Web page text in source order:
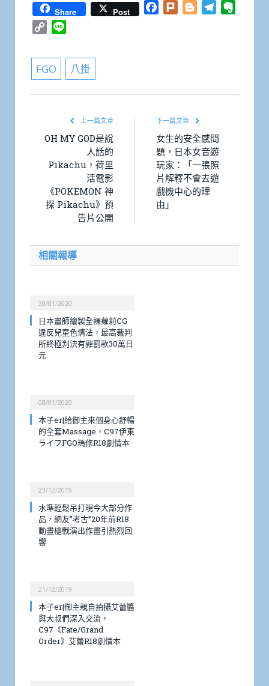
Share Post Facebook
Plurk BloggerTelegram
Copy
FGO 八掛
上一篇文章
OH MY GOD是說
人話的
Pikachu，荷里
活電影
《POKEMON 神
探 Pikachu》預
告片公開
下一篇文章
女生的安全感問
題，日本女音遊
玩家：「一張照
片解釋不會去遊
戲機中心的理
由」
相關報導
30/01/2020
日本畫師繪製全裸蘿莉CG
違反兒童色情法，最高裁判
所終極判決有罪罰款30萬日
元
08/01/2020
本子er|給御主來個身心舒暢
的全套Massage，C97伊東
ライフFGO瑪修R18劇情本
23/12/2019
水準輕鬆吊打現今大部分作
品，網友”考古”20年前R18
動畫槍戰演出作畫引熱烈回
響
21/12/2019
本子er|御主親自拍攝艾蕾醬
與大叔們深入交流，
C97《Fate/Grand
Order》艾蕾R18劇情本